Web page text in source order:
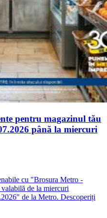
pentru magazinul tău
până la miercuri
cu "Brosura Metro -
de la miercuri
de la Metro. Descoperiți